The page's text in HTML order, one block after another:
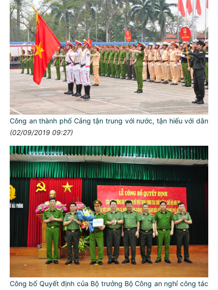
Công an thành phố Cảng tận trung với nước, tận hiếu với dân
(02/09/2019 09:27)
Công bố Quyết định của Bộ trưởng Bộ Công an nghỉ công tác